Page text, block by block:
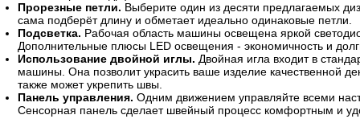
Прорезные петли. Выберите один из десяти предлагаемых
сама подберёт длину и обметает идеально одинаковые петли.
Подсветка. Рабочая область машины освещена яркой
Дополнительные плюсы LED освещения - экономичность и
Использование двойной иглы. Двойная игла входит в
машины. Она позволит украсить ваше изделие качественной
также может укрепить швы.
Панель управления. Одним движением управляйте всеми
Сенсорная панель сделает швейный процесс комфортным и